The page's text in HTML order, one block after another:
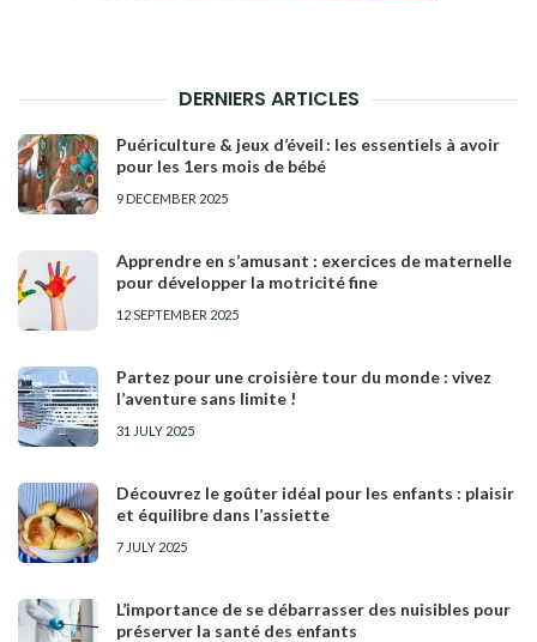
DERNIERS ARTICLES
Puériculture & jeux d’éveil : les essentiels à avoir
pour les 1ers mois de bébé
9 DECEMBER 2025
Apprendre en s’amusant : exercices de maternelle
pour développer la motricité fine
12 SEPTEMBER 2025
Partez pour une croisière tour du monde : vivez
l’aventure sans limite !
31 JULY 2025
Découvrez le goûter idéal pour les enfants : plaisir
et équilibre dans l’assiette
7 JULY 2025
L’importance de se débarrasser des nuisibles pour
préserver la santé des enfants